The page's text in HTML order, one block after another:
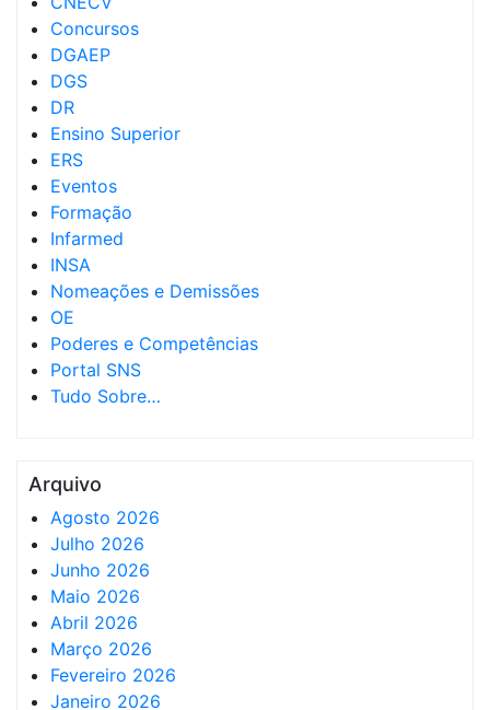
Concursos
DGAEP
DGS
DR
Ensino Superior
ERS
Eventos
Formação
Infarmed
INSA
Nomeações e Demissões
OE
Poderes e Competências
Portal SNS
Tudo Sobre…
Arquivo
Agosto 2026
Julho 2026
Junho 2026
Maio 2026
Abril 2026
Março 2026
Fevereiro 2026
Janeiro 2026